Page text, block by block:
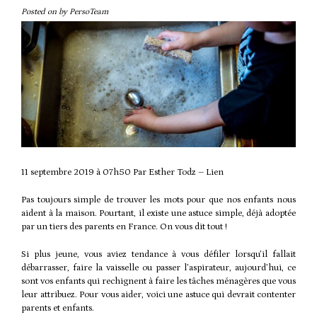
Posted on by PersoTeam
11 septembre 2019 à 07h50 Par Esther Todz – Lien
Pas toujours simple de trouver les mots pour que nos enfants nous
aident à la maison. Pourtant, il existe une astuce simple, déjà adoptée
par un tiers des parents en France. On vous dit tout !
Si plus jeune, vous aviez tendance à vous défiler lorsqu’il fallait
débarrasser, faire la vaisselle ou passer l’aspirateur, aujourd’hui, ce
sont vos enfants qui rechignent à faire les tâches ménagères que vous
leur attribuez. Pour vous aider, voici une astuce qui devrait contenter
parents et enfants.